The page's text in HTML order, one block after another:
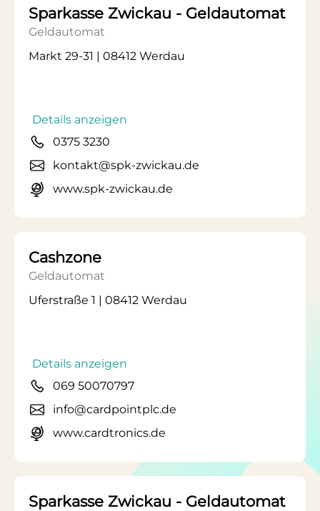
Sparkasse Zwickau - Geldautomat
Geldautomat
Markt 29-31 | 08412 Werdau
Details anzeigen
0375 3230
kontakt@spk-zwickau.de
www.spk-zwickau.de
Cashzone
Geldautomat
Uferstraße 1 | 08412 Werdau
Details anzeigen
069 50070797
info@cardpointplc.de
www.cardtronics.de
Sparkasse Zwickau - Geldautomat